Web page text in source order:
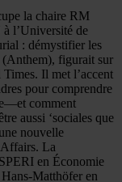
la chaire RM
l’Université de
: démystifier les
(Anthem), figurait sur
Il met l’accent
pour comprendre
comment
aussi ‘sociales que
nouvelle
La
en Économie
Matthöfer en